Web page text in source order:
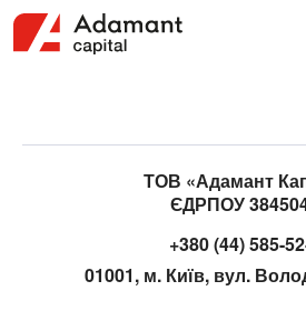
ТОВ «Адамант
ЄДРПОУ
+380 (44) 585-
01001, м. Київ, вул.